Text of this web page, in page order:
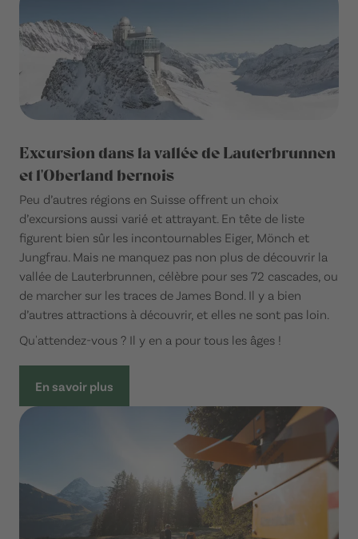
Excursion dans la vallée de Lauterbrunnen
et l'Oberland bernois
Peu d’autres régions en Suisse offrent un choix
d’excursions aussi varié et attrayant. En tête de liste
figurent bien sûr les incontournables Eiger, Mönch et
Jungfrau. Mais ne manquez pas non plus de découvrir la
vallée de Lauterbrunnen, célèbre pour ses 72 cascades, ou
de marcher sur les traces de James Bond. Il y a bien
d’autres attractions à découvrir, et elles ne sont pas loin.
Qu'attendez-vous ? Il y en a pour tous les âges !
En savoir plus